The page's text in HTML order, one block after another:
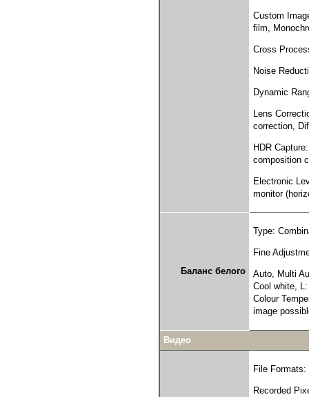
Custom
film,
Cross
Noise
Dynamic
Lens
correction,
HDR
composition
Electronic
monitor
Баланс белого
Type:
Fine
Auto, Multi
Cool white,
Colour
image
Видео
File
Recorded